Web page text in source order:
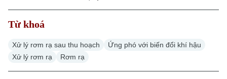
Hà Nội
Hà Nội
Nhịp sống Hà Nội
Thế giới
Từ khoá
Xử lý rơm rạ sau thu hoạch
Ứng phó với biến đổi khí hậu
Xử lý rơm rạ
Rơm rạ